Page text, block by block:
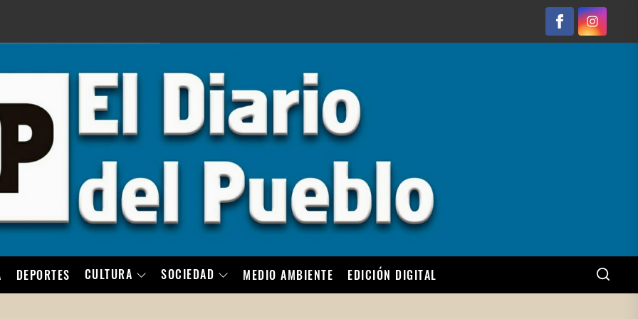
FacebookInstagram
DEPORTES CULTURA SOCIEDAD MEDIO AMBIENTE EDICIÓN DIGITAL